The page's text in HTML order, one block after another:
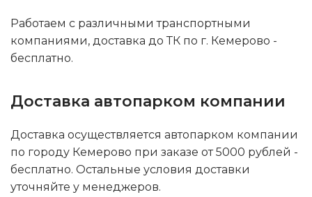
Работаем с различными транспортными
компаниями, доставка до ТК по г. Кемерово -
бесплатно.
Доставка автопарком компании
Доставка осуществляется автопарком компании
по городу Кемерово при заказе от 5000 рублей -
бесплатно. Остальные условия доставки
уточняйте у менеджеров.